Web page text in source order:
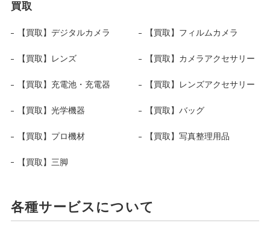
買取
【買取】デジタルカメラ 【買取】フィルムカメラ
【買取】レンズ 【買取】カメラアクセサリー
【買取】充電池・充電器 【買取】レンズアクセサリー
【買取】光学機器 【買取】バッグ
【買取】プロ機材 【買取】写真整理用品
【買取】三脚
各種サービスについて